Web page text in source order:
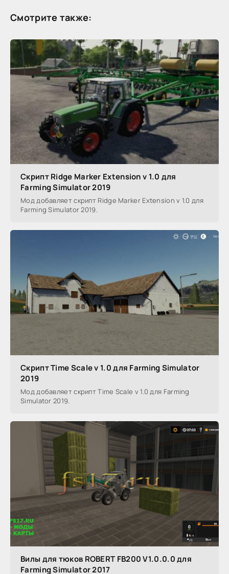
Смотрите также:
Скрипт Ridge Marker Extension v 1.0 для
Farming Simulator 2019
Мод добавляет скрипт Ridge Marker Extension v 1.0 для
Farming Simulator 2019.
Скрипт Time Scale v 1.0 для Farming Simulator
2019
Мод добавляет скрипт Time Scale v 1.0 для Farming
Simulator 2019.
Вилы для тюков ROBERT FB200 V1.0.0.0 для
Farming Simulator 2017